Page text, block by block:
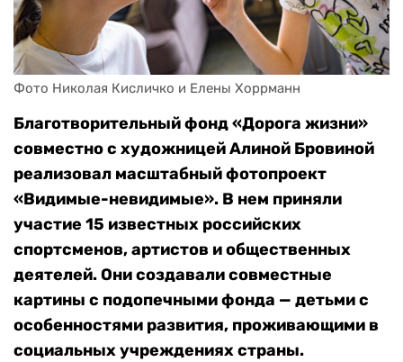
Фото Николая Кисличко и Елены Хоррманн
Благотворительный фонд «Дорога жизни»
совместно с художницей Алиной Бровиной
реализовал масштабный фотопроект
«Видимые-невидимые». В нем приняли
участие 15 известных российских
спортсменов, артистов и общественных
деятелей. Они создавали совместные
картины с подопечными фонда — детьми с
особенностями развития, проживающими в
социальных учреждениях страны.